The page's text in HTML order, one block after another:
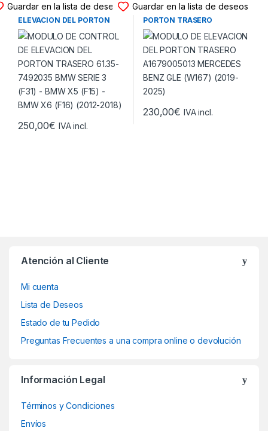
Guardar en la lista de deseos
MODULO DE CONTROL DE
ELEVACION DEL PORTON
TRASERO 61.35-7492035
BMW SERIE 3 (F31) – BMW X5
(F15) – BMW X6 (F16) (2012-
2018)
250,00€ IVA incl.
Guardar en la lista de deseos
MODULO DE ELEVACION DEL
PORTON TRASERO
A1679005013 MERCEDES
BENZ GLE (W167) (2019-
2025)
230,00€ IVA incl.
Atención al Cliente
Mi cuenta
Lista de Deseos
Estado de tu Pedido
Preguntas Frecuentes a una compra online o devolución
Información Legal
Términos y Condiciones
Envíos